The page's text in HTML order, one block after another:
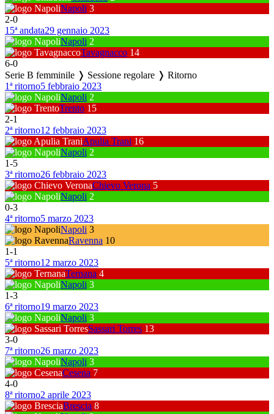
Napoli 3
2-0
15ª andata29 gennaio 2023
Napoli 2
Tavagnacco 14
6-0
Serie B femminile ❭ Sessione regolare ❭ Ritorno
1ª ritorno5 febbraio 2023
Napoli 2
Trento 15
2-1
2ª ritorno12 febbraio 2023
Apulia Trani 16
Napoli 2
1-5
3ª ritorno26 febbraio 2023
Chievo Verona 5
Napoli 2
0-3
4ª ritorno5 marzo 2023
Napoli 3
Ravenna 10
1-1
5ª ritorno12 marzo 2023
Ternana 4
Napoli 3
1-3
6ª ritorno19 marzo 2023
Napoli 3
Sassari Torres 13
3-0
7ª ritorno26 marzo 2023
Napoli 3
Cesena 7
4-0
8ª ritorno2 aprile 2023
Brescia 8